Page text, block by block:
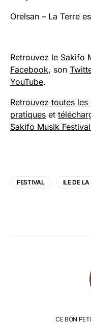
Orelsan – La Terre
Retrouvez le Sakifo
Facebook, son
YouTube.
Retrouvez toutes
pratiques et
Sakifo Musik
FESTIVAL ILE DE
CE BON